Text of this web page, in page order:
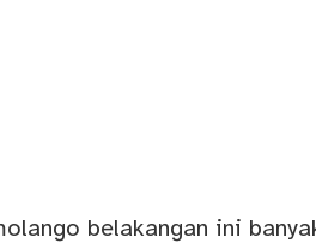
belakangan ini